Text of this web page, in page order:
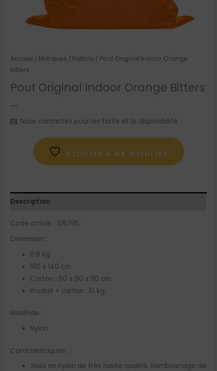
Accueil / Marques / Fatboy / Pouf Original Indoor Orange
Bitters
Pouf Original Indoor Orange Bitters
--
Nous contactez pour les tarifs et la disponibilité
AJOUTER À MA WISHLIST
Description
Code article : 105795
Dimension :
6.8 kg
180 x 140 cm
Carton : 60 x 60 x 110 cm.
Produit + carton : 10 kg.
Matériau :
Nylon
Caractéristiques :
Tissu en nylon de très haute qualité. Rembourrage de